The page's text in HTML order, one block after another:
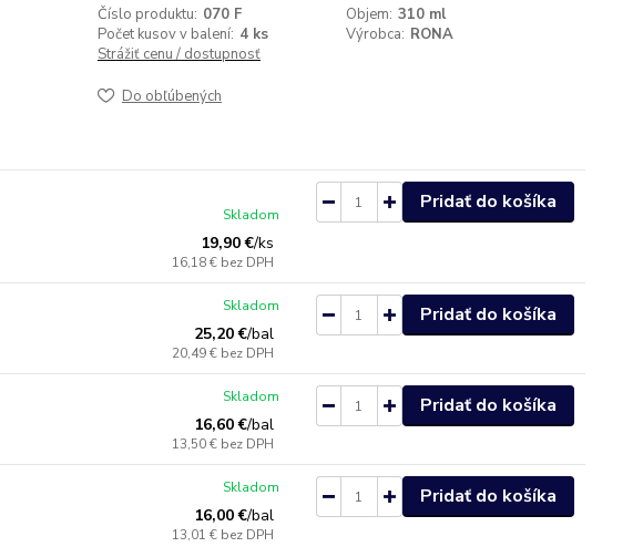
Číslo produktu: 070 F Objem: 310 ml
Počet kusov v balení: 4 ks Výrobca: RONA
Strážiť cenu / dostupnosť
Do obľúbených
19,90 €/ks
16,18 € bez DPH
Skladom
Pridať do košíka
25,20 €/bal
20,49 € bez DPH
Skladom Pridať do košíka
16,60 €/bal
13,50 € bez DPH
Skladom Pridať do košíka
16,00 €/bal
13,01 € bez DPH
Skladom Pridať do košíka